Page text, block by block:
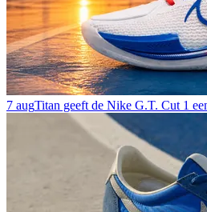
7 augTitan geeft de Nike G.T. Cut 1